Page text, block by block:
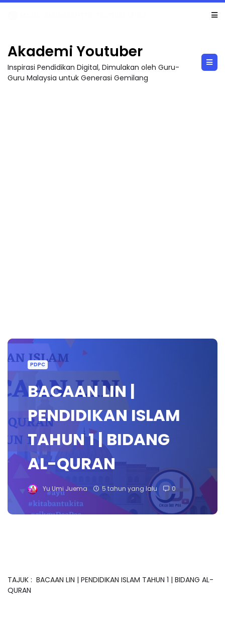
Akademi Youtuber
Inspirasi Pendidikan Digital, Dimulakan oleh Guru-
Guru Malaysia untuk Generasi Gemilang
PDPC
BACAAN LIN |
PENDIDIKAN ISLAM
TAHUN 1 | BIDANG
AL-QURAN
Yu Umi Juema 5 tahun yang lalu 0
TAJUK : BACAAN LIN | PENDIDIKAN ISLAM TAHUN 1 | BIDANG AL-
QURAN